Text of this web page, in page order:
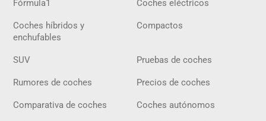
Fórmula1 Coches eléctricos
Coches híbridos y
enchufables
Compactos
SUV Pruebas de coches
Rumores de coches Precios de coches
Comparativa de coches Coches autónomos